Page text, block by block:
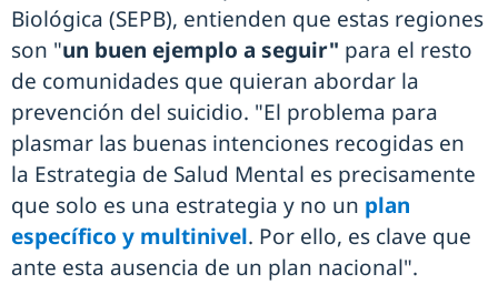
Biológica (SEPB), entienden que estas regiones
son "un buen ejemplo a seguir" para el resto
de comunidades que quieran abordar la
prevención del suicidio. "El problema para
plasmar las buenas intenciones recogidas en
la Estrategia de Salud Mental es precisamente
que solo es una estrategia y no un plan
específico y multinivel. Por ello, es clave que
ante esta ausencia de un plan nacional".